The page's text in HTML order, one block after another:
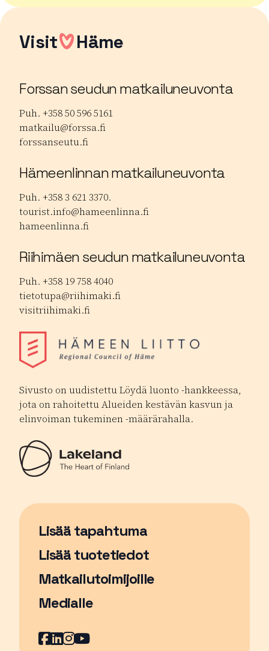
Visit Häme
Forssan seudun matkailuneuvonta
Puh. +358 50 596 5161
matkailu@forssa.fi
forssanseutu.fi
Hämeenlinnan matkailuneuvonta
Puh. +358 3 621 3370.
tourist.info@hameenlinna.fi
hameenlinna.fi
Riihimäen seudun matkailuneuvonta
Puh. +358 19 758 4040
tietotupa@riihimaki.fi
visitriihimaki.fi
Sivusto on uudistettu Löydä luonto -hankkeessa,
jota on rahoitettu Alueiden kestävän kasvun ja
elinvoiman tukeminen -määrärahalla.
Lisää tapahtuma
Sivu avautuu uudessa ikkunassa
Lisää tuotetiedot
Matkailutoimijoille
Medialle
Facebook
Sivu avautuu uudessa ikkunassa
LinkedIn
Sivu avautuu uudessa ikkunassa
Instagram
Sivu avautuu uudessa
YouTube
Sivu avautuu uudessa